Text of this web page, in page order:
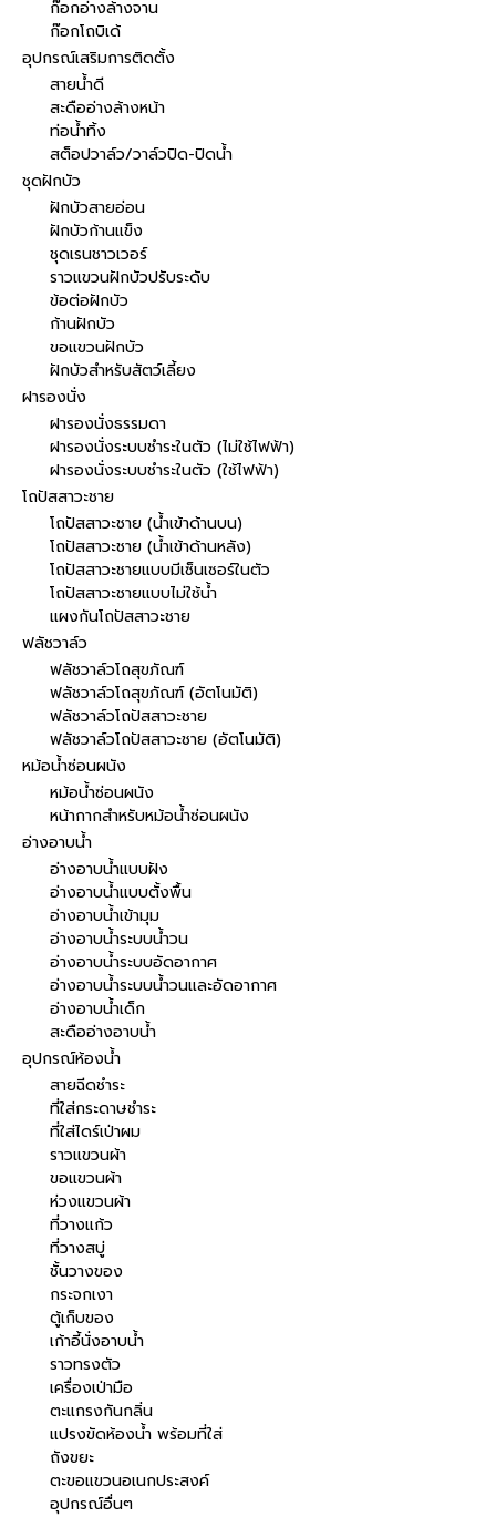
ก๊อกอ่างล้างจาน
ก๊อกโถบิเด้
อุปกรณ์เสริมการติดตั้ง
สายน้ำดี
สะดืออ่างล้างหน้า
ท่อน้ำทิ้ง
สต็อปวาล์ว/วาล์วปิด-ปิดน้ำ
ชุดฝักบัว
ฝักบัวสายอ่อน
ฝักบัวก้านแข็ง
ชุดเรนชาวเวอร์
ราวแขวนฝักบัวปรับระดับ
ข้อต่อฝักบัว
ก้านฝักบัว
ขอแขวนฝักบัว
ฝักบัวสำหรับสัตว์เลี้ยง
ฝารองนั่ง
ฝารองนั่งธรรมดา
ฝารองนั่งระบบชำระในตัว (ไม่ใช้ไฟฟ้า)
ฝารองนั่งระบบชำระในตัว (ใช้ไฟฟ้า)
โถปัสสาวะชาย
โถปัสสาวะชาย (น้ำเข้าด้านบน)
โถปัสสาวะชาย (น้ำเข้าด้านหลัง)
โถปัสสาวะชายแบบมีเซ็นเซอร์ในตัว
โถปัสสาวะชายแบบไม่ใช้น้ำ
แผงกันโถปัสสาวะชาย
ฟลัชวาล์ว
ฟลัชวาล์วโถสุขภัณฑ์
ฟลัชวาล์วโถสุขภัณฑ์ (อัตโนมัติ)
ฟลัชวาล์วโถปัสสาวะชาย
ฟลัชวาล์วโถปัสสาวะชาย (อัตโนมัติ)
หม้อน้ำซ่อนผนัง
หม้อน้ำซ่อนผนัง
หน้ากากสำหรับหม้อน้ำซ่อนผนัง
อ่างอาบน้ำ
อ่างอาบน้ำแบบฝัง
อ่างอาบน้ำแบบตั้งพื้น
อ่างอาบน้ำเข้ามุม
อ่างอาบน้ำระบบน้ำวน
อ่างอาบน้ำระบบอัดอากาศ
อ่างอาบน้ำระบบน้ำวนและอัดอากาศ
อ่างอาบน้ำเด็ก
สะดืออ่างอาบน้ำ
อุปกรณ์ห้องน้ำ
สายฉีดชำระ
ที่ใส่กระดาษชำระ
ที่ใส่ไดร์เป่าผม
ราวแขวนผ้า
ขอแขวนผ้า
ห่วงแขวนผ้า
ที่วางแก้ว
ที่วางสบู่
ชั้นวางของ
กระจกเงา
ตู้เก็บของ
เก้าอี้นั่งอาบน้ำ
ราวทรงตัว
เครื่องเป่ามือ
ตะแกรงกันกลิ่น
แปรงขัดห้องน้ำ พร้อมที่ใส่
ถังขยะ
ตะขอแขวนอเนกประสงค์
อุปกรณ์อื่นๆ